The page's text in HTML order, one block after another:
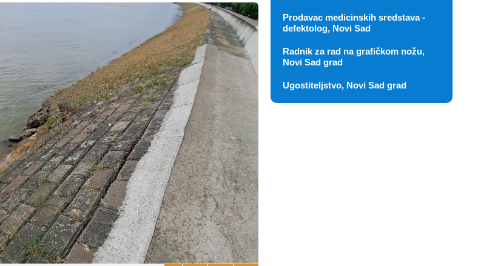
Prodavac medicinskih sredstava -
defektolog, Novi Sad
Radnik za rad na grafičkom nožu,
Novi Sad grad
Ugostiteljstvo, Novi Sad grad